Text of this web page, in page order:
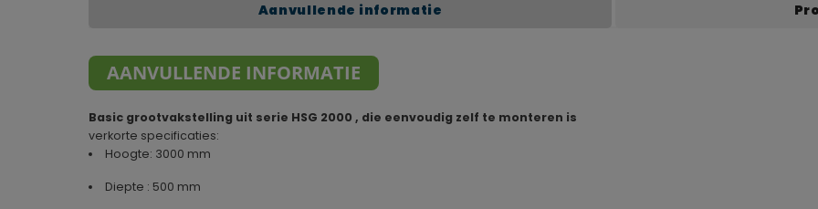
Aanvullende informatie
AANVULLENDE INFORMATIE
Basic grootvakstelling uit serie HSG 2000 , die eenvoudig zelf te monteren is
verkorte specificaties:
Hoogte: 3000 mm
Diepte : 500 mm